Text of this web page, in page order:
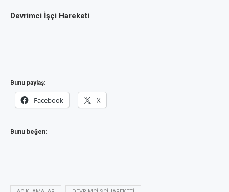
Devrimci İşçi Hareketi
Bunu paylaş:
Facebook X
Bunu beğen: